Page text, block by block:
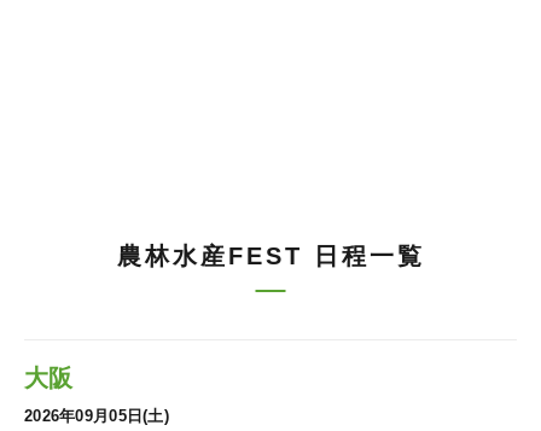
農林水産FEST 日程一覧
大阪
2026年09月05日(土)